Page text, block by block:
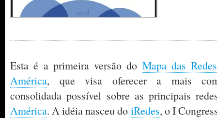
Esta é a primeira versão do Mapa das
América, que visa oferecer a mais
consolidada possível sobre as principais
América. A idéia nasceu do iRedes, o I